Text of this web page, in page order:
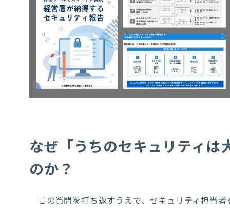
なぜ「うちのセキュリティは
のか？
この質問を打ち返すうえで、セキュリティ担当